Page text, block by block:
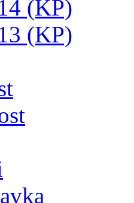
(KP)
(KP)